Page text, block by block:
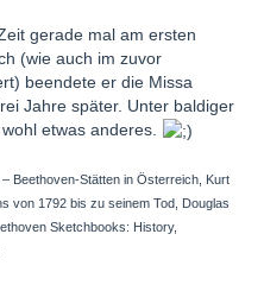
gerade mal am ersten
(wie auch im zuvor
beendete er die Missa
Jahre später. Unter baldiger
etwas anderes.
Beethoven-Stätten in Österreich, Kurt
von 1792 bis zu seinem Tod, Douglas
Sketchbooks: History,